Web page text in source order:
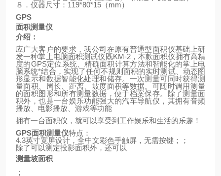
８．仪器尺寸： 119*80*15 （mm）
GPS
面积测量仪
介绍：
应广大客户的要求，我公司在原有普通型面积仪基础上研
发一种掌上电脑面积测试仪既KM-2，本款面积仪拥有高精
度的GPS定位系统、精确面积计算方法和智能化的掌上电
脑系统*结合，实现了任何不规则面积的实时测试、动态图
形显示和数据智能化处理和储存。一次测量可同时获得测
量面积、周长、距离、坡度面积等数据。可随时调用测量
的面积图形和所有测量数据，便于档案保存。除了测量面
积外，也是一台娱乐功能强大的汽车导航仪，其拥有音频
播放、电影播放、游戏等功能
拥有一台面积仪，就可以享受到工作娱乐和生活的乐趣！
GPS面积测量仪特点：
4.3英寸宽屏设计，全中文彩色手触屏，无需按键；；
除了可以测定投影面积外，还可以
测量坡面积
；